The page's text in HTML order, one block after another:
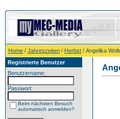
Home / Jahreszeiten / Herbst / Angelika
Registrierte Benutzer
Benutzername:
Passwort:
Beim nächsten Besuch
automatisch anmelden?